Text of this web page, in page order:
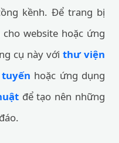
kềnh. Để trang bị
website hoặc ứng
cụ này với thư viện
hoặc ứng dụng
để tạo nên những